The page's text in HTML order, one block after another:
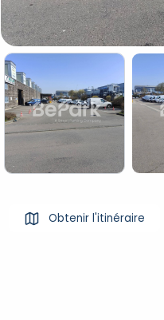
Obtenir l'itinéraire